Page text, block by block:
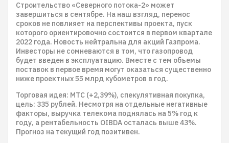
Строительство «Северного потока-2» может
завершиться в сентябре. На наш взгляд, перенос
сроков не повлияет на перспективы проекта, пуск
которого ориентировочно состоится в первом квартале
2022 года. Новость нейтральна для акций Газпрома.
Инвесторы не сомневаются в том, что газопровод
будет введен в эксплуатацию. Вместе с тем объемы
поставок в первое время могут оказаться существенно
ниже проектных 55 млрд кубометров в год.
Торговая идея: МТС (+2,39%), спекулятивная покупка,
цель: 335 рублей. Несмотря на отдельные негативные
факторы, выручка телекома поднялась на 5% год к
году, а рентабельность OIBDA осталась выше 43%.
Прогноз на текущий год позитивен.